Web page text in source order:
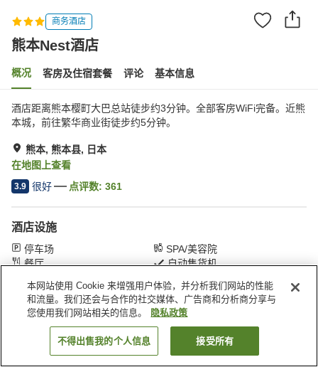
商务酒店
熊本Nest酒店
概况 客房及住宿套餐 评论 基本信息
酒店距离熊本樱町大巴总站徒步约3分钟。全部客房WiFi完备。近熊
本城，前往繁华商业街徒步约5分钟。
熊本, 熊本县, 日本
在地图上查看
3.9 很好 点评数: 361
酒店设施
停车场
SPA/美容院
餐厅
自动售货机
首页 日本 熊本县 熊本 熊本Nest酒店
搜索客房
本网站使用 Cookie 来增强用户体验，并分析我们网站的性能
和流量。我们还会与合作的社交媒体、广告商和分析商分享与
您使用我们网站相关的信息。
隐私政策
不得出售我的个人信息 接受所有